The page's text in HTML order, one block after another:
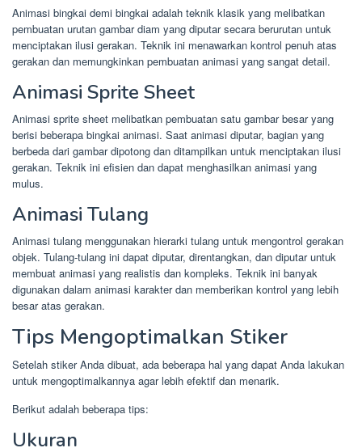
Animasi bingkai demi bingkai adalah teknik klasik yang melibatkan
pembuatan urutan gambar diam yang diputar secara berurutan untuk
menciptakan ilusi gerakan. Teknik ini menawarkan kontrol penuh atas
gerakan dan memungkinkan pembuatan animasi yang sangat detail.
Animasi Sprite Sheet
Animasi sprite sheet melibatkan pembuatan satu gambar besar yang
berisi beberapa bingkai animasi. Saat animasi diputar, bagian yang
berbeda dari gambar dipotong dan ditampilkan untuk menciptakan ilusi
gerakan. Teknik ini efisien dan dapat menghasilkan animasi yang
mulus.
Animasi Tulang
Animasi tulang menggunakan hierarki tulang untuk mengontrol gerakan
objek. Tulang-tulang ini dapat diputar, direntangkan, dan diputar untuk
membuat animasi yang realistis dan kompleks. Teknik ini banyak
digunakan dalam animasi karakter dan memberikan kontrol yang lebih
besar atas gerakan.
Tips Mengoptimalkan Stiker
Setelah stiker Anda dibuat, ada beberapa hal yang dapat Anda lakukan
untuk mengoptimalkannya agar lebih efektif dan menarik.
Berikut adalah beberapa tips:
Ukuran